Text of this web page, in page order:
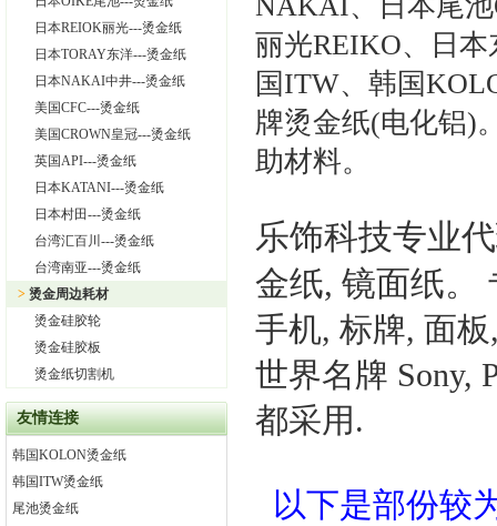
日本REIOK丽光---烫金纸
日本TORAY东洋---烫金纸
日本NAKAI中井---烫金纸
美国CFC---烫金纸
美国CROWN皇冠---烫金纸
英国API---烫金纸
日本KATANI---烫金纸
日本村田---烫金纸
台湾汇百川---烫金纸
台湾南亚---烫金纸
> 烫金周边耗材
烫金硅胶轮
烫金硅胶板
烫金纸切割机
友情连接
韩国KOLON烫金纸
韩国ITW烫金纸
尾池烫金纸
丽光REIKO、日
国ITW、韩国
牌烫金纸(电化铝)
助材料。
乐饰科技专业
金纸, 镜面纸。
手机, 标牌, 面
世界名牌 Sony,
都采用.
以下是部份较